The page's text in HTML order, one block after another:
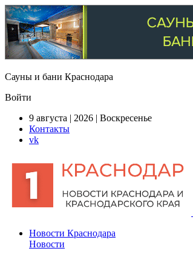
Сауны и бани Краснодара
Войти
9 августа | 2026 | Воскресенье
Контакты
vk
Новости Краснодара
Новости